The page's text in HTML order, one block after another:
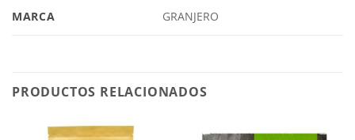
MARCA GRANJERO
PRODUCTOS RELACIONADOS